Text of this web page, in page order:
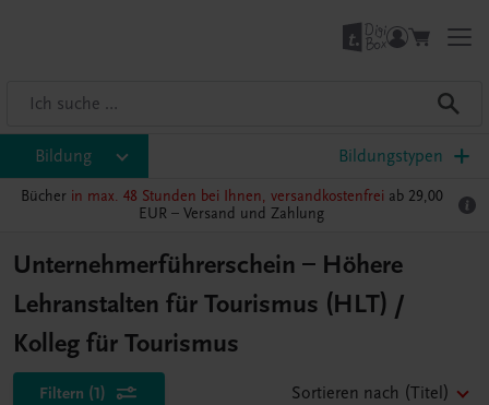
Bildung Bildungstypen
Bücher in max. 48 Stunden bei Ihnen, versandkostenfrei ab 29,00
EUR – Versand und Zahlung
Unternehmerführerschein – Höhere
Lehranstalten für Tourismus (HLT) /
Kolleg für Tourismus
Filtern (1) Sortieren nach (Titel)